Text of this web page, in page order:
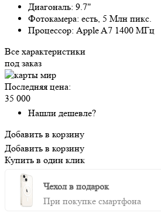
Диагональ: 9.7"
Фотокамера: есть, 5 Млн пикс.
Процессор: Apple A7 1400 МГц
Все характеристики
под заказ
Последняя цена:
35 000
Нашли дешевле?
Добавить в корзину
Добавить в корзину
Купить в один клик
Чехол в подарок
При покупке смартфона